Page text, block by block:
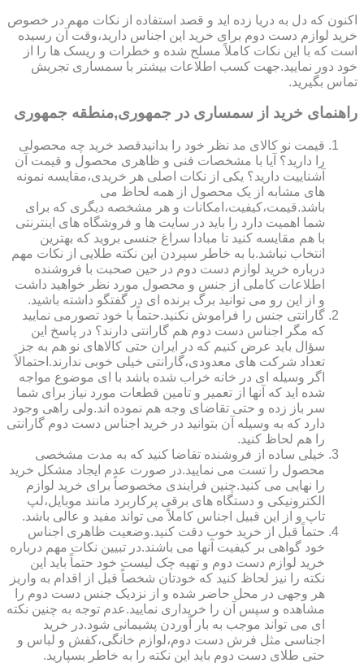
اکنون که دل به دریا زده اید و قصد استفاده از نکات مهم در خصوص
خرید لوازم دست دوم برای خرید این اجناس دارید،وقت آن رسیده
است که با این نکات کاملاً مسلح شده و خطرات و ریسک ها را از
خود دور نمایید.جهت کسب اطلاعات بیشتر با سمساری تجریش
تماس بگیرید.
راهنمای خرید از سمساری در جمهوری,منطقه جمهوری
قیمت نو کالای مد نظر خود را بدانیدقصد خرید چه محصولی
را دارید؟ آیا با مشخصات فنی و ظاهری محصول و قیمت آن
آشناییت دارید؟ یکی از نکات اصلی هر خریدی،مقایسه نمونه
های مشابه از یک محصول از همه لحاظ می
باشد.قیمت،کیفیت،امکانات و هر مشخصه دیگری که برای
شما اهمیت دارد را باید در سایت ها و فروشگاه های اینترنتی
با هم مقایسه کنید تا مبادا سراغ جنسی بروید که بهترین
انتخاب نباشد.با به خاطر سپردن این نکته طلایی از نکات مهم
درباره خرید لوازم دست دوم در حین صحبت با فروشنده
اطلاعات کاملی از جنس و محصول مورد نظر خواهید داشت
و از این رو می توانید برگ برنده ای در گفتگو داشته باشید.
گارانتی جنس را فراموش نکنید.حتماً با خود تصورمی نمایید
که مگر اجناس دست دوم هم گارانتی دارند؟ در پاسخ این
سؤال باید عرض کنیم که در ایران حتی کالاهای نو هم به جز
تعداد شرکت های معدودی،گارانتی خیلی خوبی ندارند.احتمالاً
اگر وسیله ای در خانه خراب شده باشد با ای موضوع مواجه
شده اید که آنها از تعمیر و تامین قطعات مورد نیاز برای شما
سر باز زده و حتی تقاضای وجه هم نموده اند.ولی راهی وجود
دارد که به وسیله آن بتوانید در خرید اجناس دست دوم گارانتی
را هم لحاظ کنید.
خیلی ساده از فروشنده تقاضا کنید که به مدت مشخصی
محصول را تست می نمایید.در صورت عدم ایجاد مشکل خرید
را نهایی می کنید.چنین فرایندی مخصوصاً برای خرید لوازم
الکترونیکی و دستگاه های برقی پرکاربرد مانند موبایل،لپ
تاپ و از این قبیل اجناس کاملاً می تواند مفید و عالی باشد.
حتماً قبل از خرید خوب دقت کنید.وضعیت ظاهری اجناس
خود گواهی بر کیفیت آنها می باشند.در تبیین نکات مهم درباره
خرید لوازم دست دوم و تهیه چک لیست خود حتماً باید این
نکته را نیز لحاظ کنید که خودتان شخصاً قبل از اقدام به واریز
هر وجهی در محل حاضر شده و از نزدیک جنس دست دوم را
مشاهده و سپس آن را خریداری نمایید.عدم توجه به چنین نکته
ای می تواند موجب به بار آوردن پشیمانی شود.در خرید
اجناسی مثل فرش دست دوم،لوازم خانگی،کفش و لباس و
حتی طلای دست دوم باید این نکته را به خاطر بسپارید.